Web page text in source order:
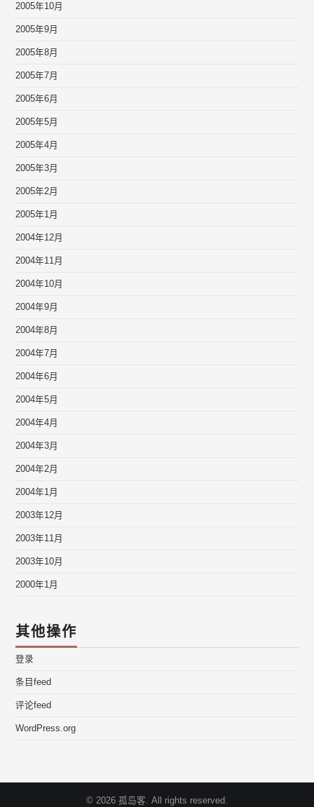
2005年10月
2005年9月
2005年8月
2005年7月
2005年6月
2005年5月
2005年4月
2005年3月
2005年2月
2005年1月
2004年12月
2004年11月
2004年10月
2004年9月
2004年8月
2004年7月
2004年6月
2004年5月
2004年4月
2004年3月
2004年2月
2004年1月
2003年12月
2003年11月
2003年10月
2000年1月
其他操作
登录
条目feed
评论feed
WordPress.org
© 2026 孤岛客. All rights reserved.